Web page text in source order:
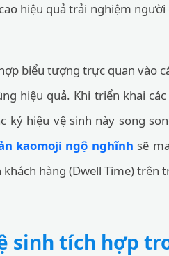
hiệu quả trải nghiệm
biểu tượng trực quan vào
hiệu quả. Khi triển khai
ký hiệu vệ sinh này song
kaomoji ngộ nghĩnh sẽ
hàng (Dwell Time) trên
sinh tích hợp